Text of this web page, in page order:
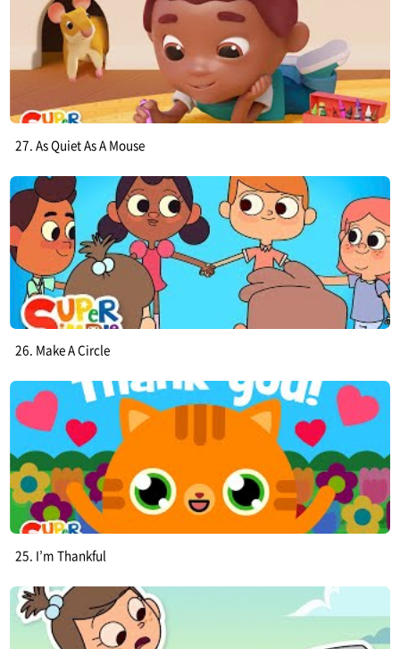
27. As Quiet As A Mouse
26. Make A Circle
25. I’m Thankful